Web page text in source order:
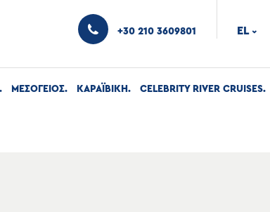
+30 210 3609801 EL ›
ΜΕΣΟΓΕΙΟΣ ΚΑΡΑΪΒΙΚΗ CELEBRITY RIVER CRUISES